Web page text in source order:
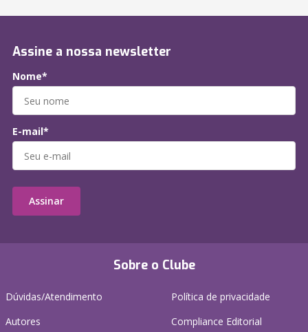
Sobre o Clube
Dúvidas/Atendimento
Autores
Política de privacidade
Compliance Editorial
Assine a nossa newsletter
Nome*
E-mail*
Assinar